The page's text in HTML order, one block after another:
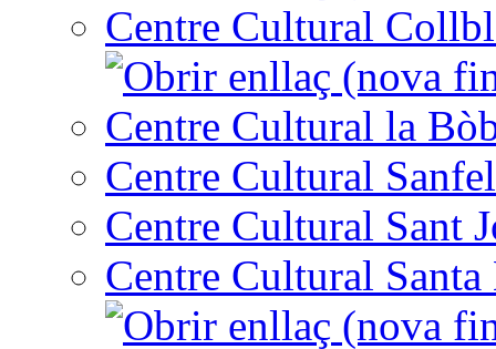
Centre Cultural
Centre Cultural la
Centre Cultural
Centre Cultural Sant
Centre Cultural